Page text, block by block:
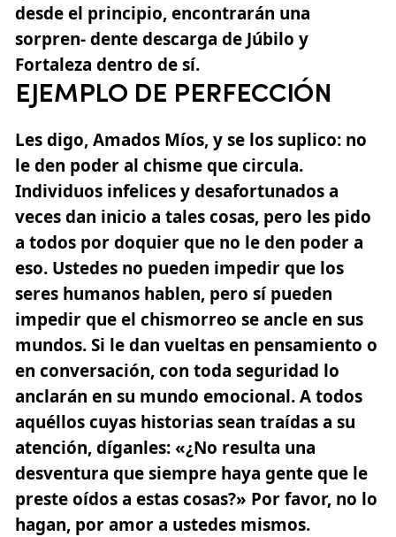
desde el principio, encontrarán una
sorpren- dente descarga de Júbilo y
Fortaleza dentro de sí.
EJEMPLO DE PERFECCIÓN
Les digo, Amados Míos, y se los suplico: no
le den poder al chisme que circula.
Individuos infelices y desafortunados a
veces dan inicio a tales cosas, pero les pido
a todos por doquier que no le den poder a
eso. Ustedes no pueden impedir que los
seres humanos hablen, pero sí pueden
impedir que el chismorreo se ancle en sus
mundos. Si le dan vueltas en pensamiento o
en conversación, con toda seguridad lo
anclarán en su mundo emocional. A todos
aquéllos cuyas historias sean traídas a su
atención, díganles: «¿No resulta una
desventura que siempre haya gente que le
preste oídos a estas cosas?» Por favor, no lo
hagan, por amor a ustedes mismos.